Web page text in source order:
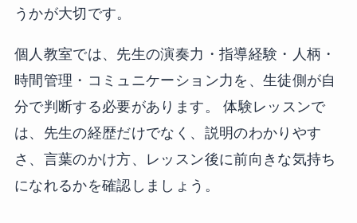
うかが大切です。
個人教室では、先生の演奏力・指導経験・人柄・
時間管理・コミュニケーション力を、生徒側が自
分で判断する必要があります。 体験レッスンで
は、先生の経歴だけでなく、説明のわかりやす
さ、言葉のかけ方、レッスン後に前向きな気持ち
になれるかを確認しましょう。